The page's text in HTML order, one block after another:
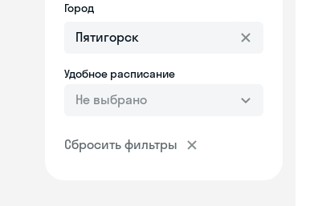
Город
Удобное расписание
Не выбрано
Сбросить фильтры